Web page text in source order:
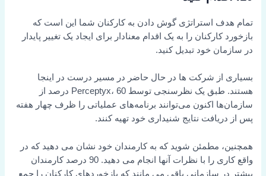
تمام هدف استراتژی گوش دادن به کارکنان شما این است که
بازخورد کارکنان را به یک اقدام معنادار برای ایجاد یک تغییر پایدار
در سازمان خود تبدیل کنید.
بسیاری از شرکت ها در حال حاضر در مسیر درست در اینجا
هستند. طبق یک نظرسنجی توسط Perceptyx، 60 درصد از
سازمان‌ها اکنون می‌توانند برنامه‌های عملیاتی را ظرف چهار هفته
پس از دریافت نتایج شنیداری خود تهیه کنند.
همچنین، مطمئن شوید که به کارمندان خود نشان می دهید که در
واقع کاری را با نظرات آنها انجام می دهید. 90 درصد کارمندان
بیشتر در سازمانی باقی می مانند که بازخوردهای کارکنان را جمع